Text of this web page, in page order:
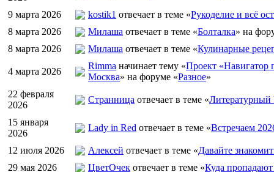
9 марта 2026 kostik1 отвечает в теме «Рукоделие и всё
8 марта 2026
Милаша отвечает в теме «Болталка» на
8 марта 2026
Милаша отвечает в теме «Кулинарные
4 марта 2026
Rimma начинает тему «Проект «Навигатор
Москва» на форуме «Разное»
22 февраля
2026
Странница отвечает в теме «Литературный
15 января
2026
Lady in Red отвечает в теме «Встречаем
12 июля 2026 Алексей отвечает в теме «Давайте
29 мая 2026
ЦветOчек отвечает в теме «Куда